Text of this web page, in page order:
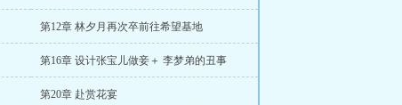
第12章 林夕月再次卒前往希望基地
第16章 设计张宝儿做妾＋ 李梦弟的丑事
第20章 赴赏花宴